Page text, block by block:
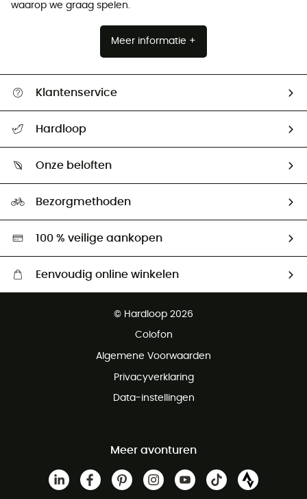
waarop we graag spelen.
Meer informatie +
Klantenservice
Mijn zending volgen
Retourzendingen & Terugbetalingen
Hardloop
Ambassadeurs
Onze beloften
Hardgreen
Bezorgmethoden
100 % veilige aankopen
Eenvoudig online winkelen
Gratis retourneren binnen 100 dagen
© Hardloop 2026
Colofon
Algemene Voorwaarden
Privacyverklaring
Data-instellingen
Meer avonturen